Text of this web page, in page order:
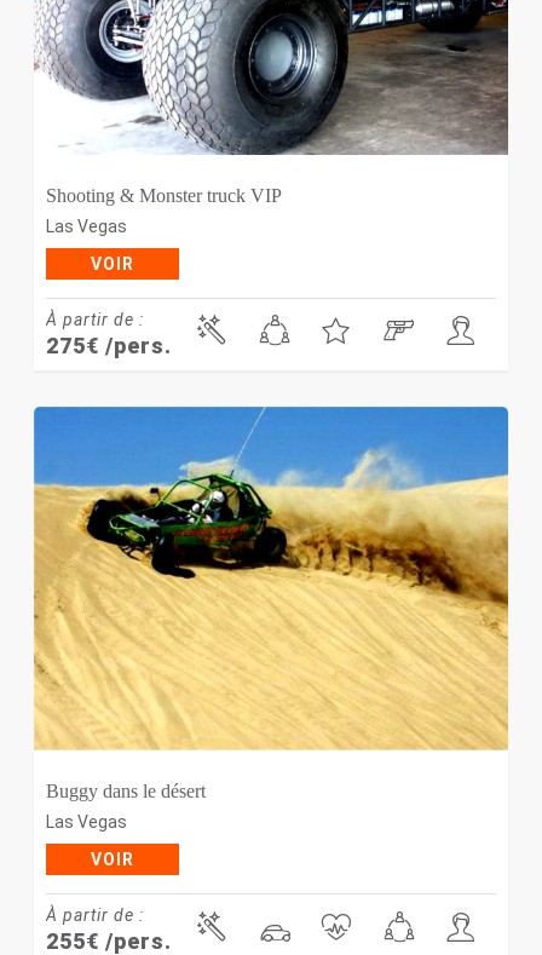
Shooting & Monster truck VIP
Las Vegas
VOIR
À partir de :
275€ /pers.
Buggy dans le désert
Las Vegas
VOIR
À partir de :
255€ /pers.